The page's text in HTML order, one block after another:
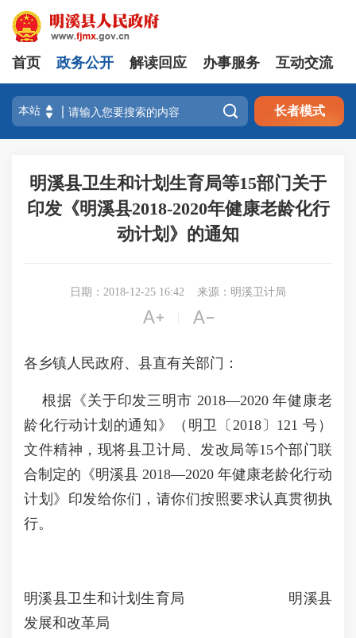
首页 政务公开 解读回应 办事服务 互动交流
 长者模式
明溪县卫生和计划生育局等15部门关于
印发《明溪县2018-2020年健康老龄化行
动计划》的通知
日期：2018-12-25 16:42 来源：明溪卫计局
 
各乡镇人民政府、县直有关部门：
根据《关于印发三明市 2018—2020 年健康老
龄化行动计划的通知》（明卫〔2018〕121 号）
文件精神，现将县卫计局、发改局等15个部门联
合制定的《明溪县 2018—2020 年健康老龄化行动
计划》印发给你们，请你们按照要求认真贯彻执
行。
明溪县卫生和计划生育局 明溪县
发展和改革局